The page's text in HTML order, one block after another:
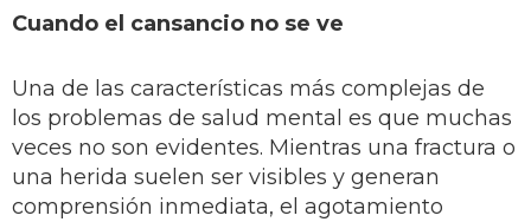
Cuando el cansancio no se ve
Una de las características más complejas de
los problemas de salud mental es que muchas
veces no son evidentes. Mientras una fractura o
una herida suelen ser visibles y generan
comprensión inmediata, el agotamiento